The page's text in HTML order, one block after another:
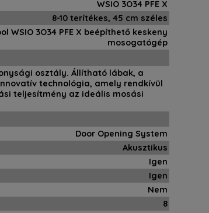
WSIO 3O34 PFE X
8-10 terítékes, 45 cm széles
WSIO 3O34 PFE X beépíthető keskeny
mosogatógép
osztály. Állítható lábak, a
technológia, amely rendkívül
teljesítmény az ideális mosási
Door Opening System
Akusztikus
Igen
Igen
Nem
8